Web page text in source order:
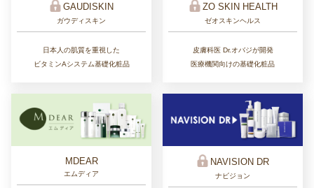
GAUDISKIN
ガウディスキン
日本人の肌質を重視した
ビタミンAシステム基礎化粧品
ZO SKIN HEALTH
ゼオスキンヘルス
皮膚科医 Dr.オバジが開発
医療機関向けの基礎化粧品
MDEAR
エムディア
NAVISION DR
ナビジョン